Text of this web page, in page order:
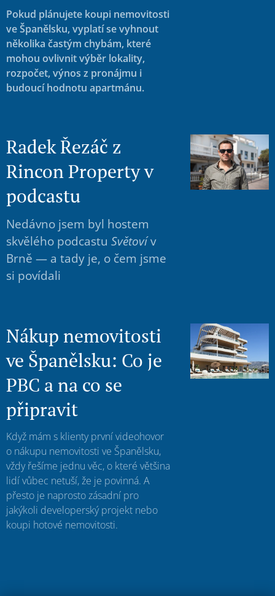
Pokud plánujete koupi nemovitosti
ve Španělsku, vyplatí se vyhnout
několika častým chybám, které
mohou ovlivnit výběr lokality,
rozpočet, výnos z pronájmu i
budoucí hodnotu apartmánu.
Radek Řezáč z
Rincon Property v
podcastu
Nedávno jsem byl hostem
skvělého podcastu Světovív
Brně — a tady je, o čem jsme
si povídali
Nákup nemovitosti
ve Španělsku: Co je
PBC a na co se
připravit
Když mám s klienty první videohovor
o nákupu nemovitosti ve Španělsku,
vždy řešíme jednu věc, o které většina
lidí vůbec netuší, že je povinná. A
přesto je naprosto zásadní pro
jakýkoli developerský projekt nebo
koupi hotové nemovitosti.